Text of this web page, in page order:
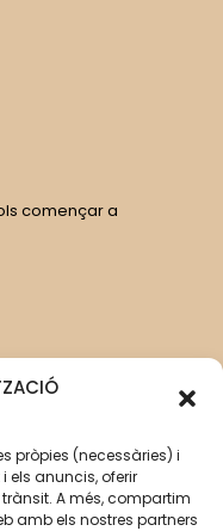
pròpies (necessàries) i
els anuncis, oferir
A més, compartim
amb els nostres partners
començar a